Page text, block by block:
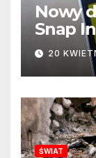
Nowy
Snap
20
ŚWIAT